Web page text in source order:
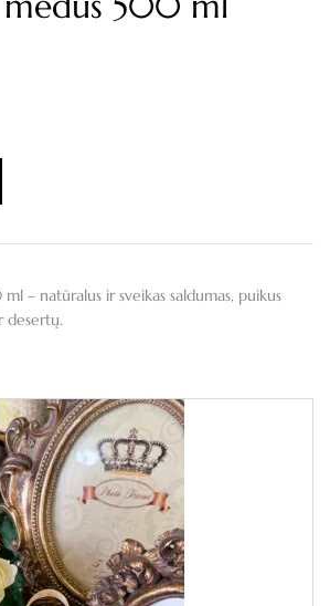
– natūralus ir sveikas saldumas, puikus
desertų.